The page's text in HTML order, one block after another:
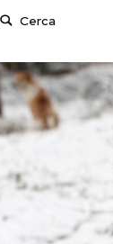
Auto
Libri
Consumismi
Storie/Idee